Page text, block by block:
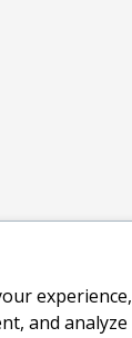
experience,
and analyze